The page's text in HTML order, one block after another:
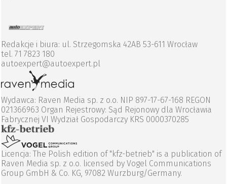
Redakcje i biura: ul. Strzegomska 42AB 53-611 Wrocław
tel. 71 7823 180
autoexpert@autoexpert.pl
Wydawca: Raven Media sp. z o.o. NIP 897-17-67-168 REGON
021366963 Organ Rejestrowy: Sąd Rejonowy dla Wrocławia
Fabrycznej VI Wydział Gospodarczy KRS 0000370285
Licencja: The Polish edition of "kfz-betrieb" is a publication of
Raven Media sp. z o.o. licensed by Vogel Communications
Group GmbH & Co. KG, 97082 Wurzburg/Germany.